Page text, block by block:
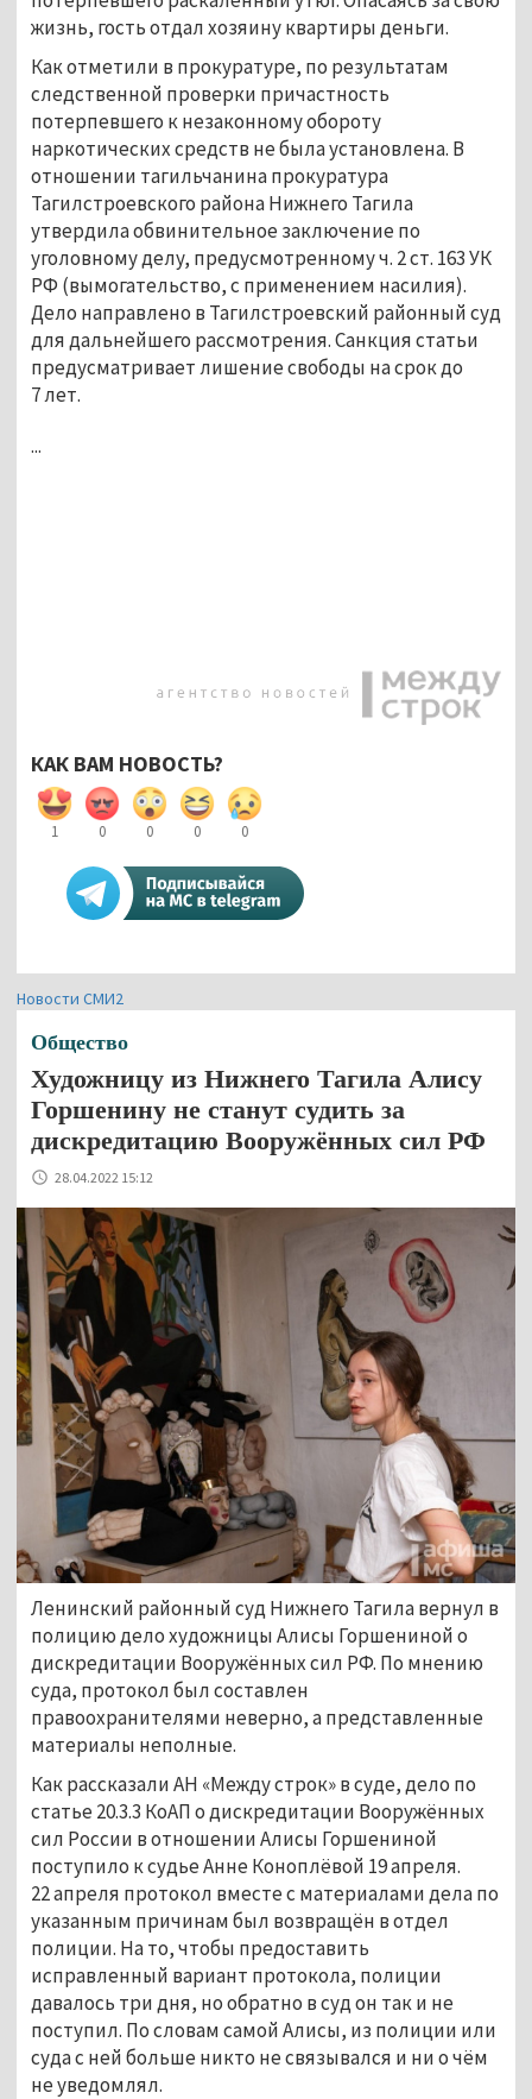
жизнь, гость отдал хозяину квартиры деньги.
Как отметили в прокуратуре, по результатам
следственной проверки причастность
потерпевшего к незаконному обороту
наркотических средств не была установлена. В
отношении тагильчанина прокуратура
Тагилстроевского района Нижнего Тагила
утвердила обвинительное заключение по
уголовному делу, предусмотренному ч. 2 ст. 163 УК
РФ (вымогательство, с применением насилия).
Дело направлено в Тагилстроевский районный суд
для дальнейшего рассмотрения. Санкция статьи
предусматривает лишение свободы на срок до
7 лет.
...
КАК ВАМ НОВОСТЬ?
1 0 0 0 0
Новости СМИ2
Общество
Художницу из Нижнего Тагила Алису
Горшенину не станут судить за
дискредитацию Вооружённых сил РФ
28.04.2022 15:12
Ленинский районный суд Нижнего Тагила вернул в
полицию дело художницы Алисы Горшениной о
дискредитации Вооружённых сил РФ. По мнению
суда, протокол был составлен
правоохранителями неверно, а представленные
материалы неполные.
Как рассказали АН «Между строк» в суде, дело по
статье 20.3.3 КоАП о дискредитации Вооружённых
сил России в отношении Алисы Горшениной
поступило к судье Анне Коноплёвой 19 апреля.
22 апреля протокол вместе с материалами дела по
указанным причинам был возвращён в отдел
полиции. На то, чтобы предоставить
исправленный вариант протокола, полиции
давалось три дня, но обратно в суд он так и не
поступил. По словам самой Алисы, из полиции или
суда с ней больше никто не связывался и ни о чём
не уведомлял.